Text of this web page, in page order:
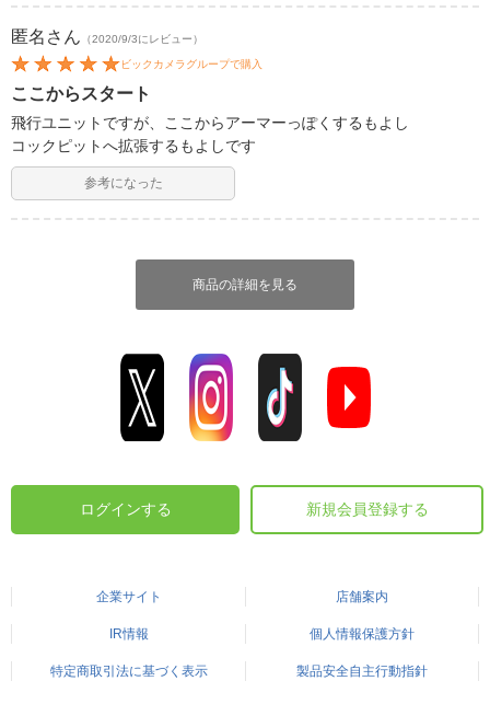
匿名 さん （2020/9/3にレビュー）
ビックカメラグループで購入
ここからスタート
飛行ユニットですが、ここからアーマーっぽくするもよし
コックピットへ拡張するもよしです
参考になった
商品の詳細を見る
ログインする 新規会員登録する
企業サイト 店舗案内
IR情報 個人情報保護方針
特定商取引法に基づく表示 製品安全自主行動指針